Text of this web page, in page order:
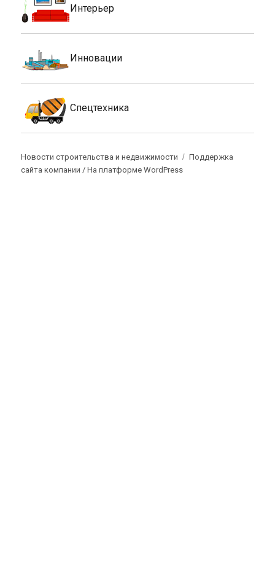
Интерьер
Инновации
Спецтехника
Новости строительства и недвижимости
Поддержка
сайта компании /На платформе WordPress